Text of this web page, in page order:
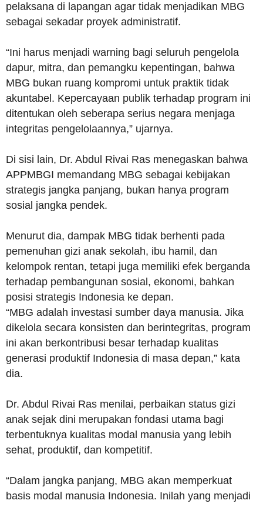
pelaksana di lapangan agar tidak menjadikan MBG
sebagai sekadar proyek administratif.
“Ini harus menjadi warning bagi seluruh pengelola
dapur, mitra, dan pemangku kepentingan, bahwa
MBG bukan ruang kompromi untuk praktik tidak
akuntabel. Kepercayaan publik terhadap program ini
ditentukan oleh seberapa serius negara menjaga
integritas pengelolaannya,” ujarnya.
Di sisi lain, Dr. Abdul Rivai Ras menegaskan bahwa
APPMBGI memandang MBG sebagai kebijakan
strategis jangka panjang, bukan hanya program
sosial jangka pendek.
Menurut dia, dampak MBG tidak berhenti pada
pemenuhan gizi anak sekolah, ibu hamil, dan
kelompok rentan, tetapi juga memiliki efek berganda
terhadap pembangunan sosial, ekonomi, bahkan
posisi strategis Indonesia ke depan.
“MBG adalah investasi sumber daya manusia. Jika
dikelola secara konsisten dan berintegritas, program
ini akan berkontribusi besar terhadap kualitas
generasi produktif Indonesia di masa depan,” kata
dia.
Dr. Abdul Rivai Ras menilai, perbaikan status gizi
anak sejak dini merupakan fondasi utama bagi
terbentuknya kualitas modal manusia yang lebih
sehat, produktif, dan kompetitif.
“Dalam jangka panjang, MBG akan memperkuat
basis modal manusia Indonesia. Inilah yang menjadi